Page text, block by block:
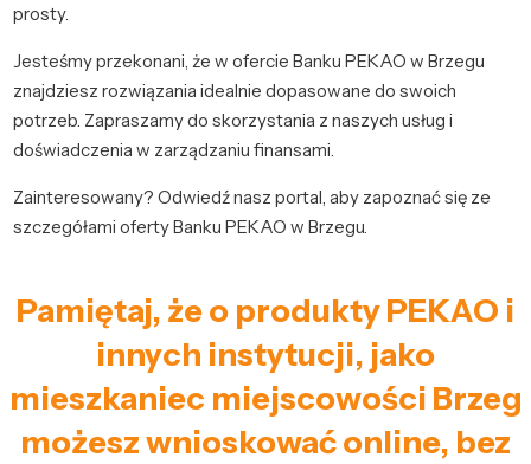
prosty.
Jesteśmy przekonani, że w ofercie Banku PEKAO w Brzegu
znajdziesz rozwiązania idealnie dopasowane do swoich
potrzeb. Zapraszamy do skorzystania z naszych usług i
doświadczenia w zarządzaniu finansami.
Zainteresowany? Odwiedź nasz portal, aby zapoznać się ze
szczegółami oferty Banku PEKAO w Brzegu.
Pamiętaj, że o produkty PEKAO i
innych instytucji, jako
mieszkaniec miejscowości Brzeg
możesz wnioskować online, bez